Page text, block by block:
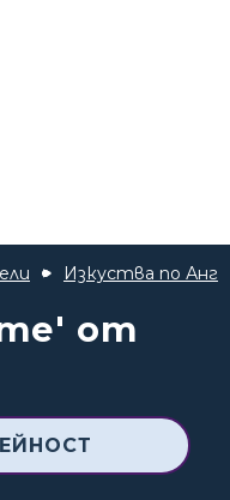
Изкуства по
от